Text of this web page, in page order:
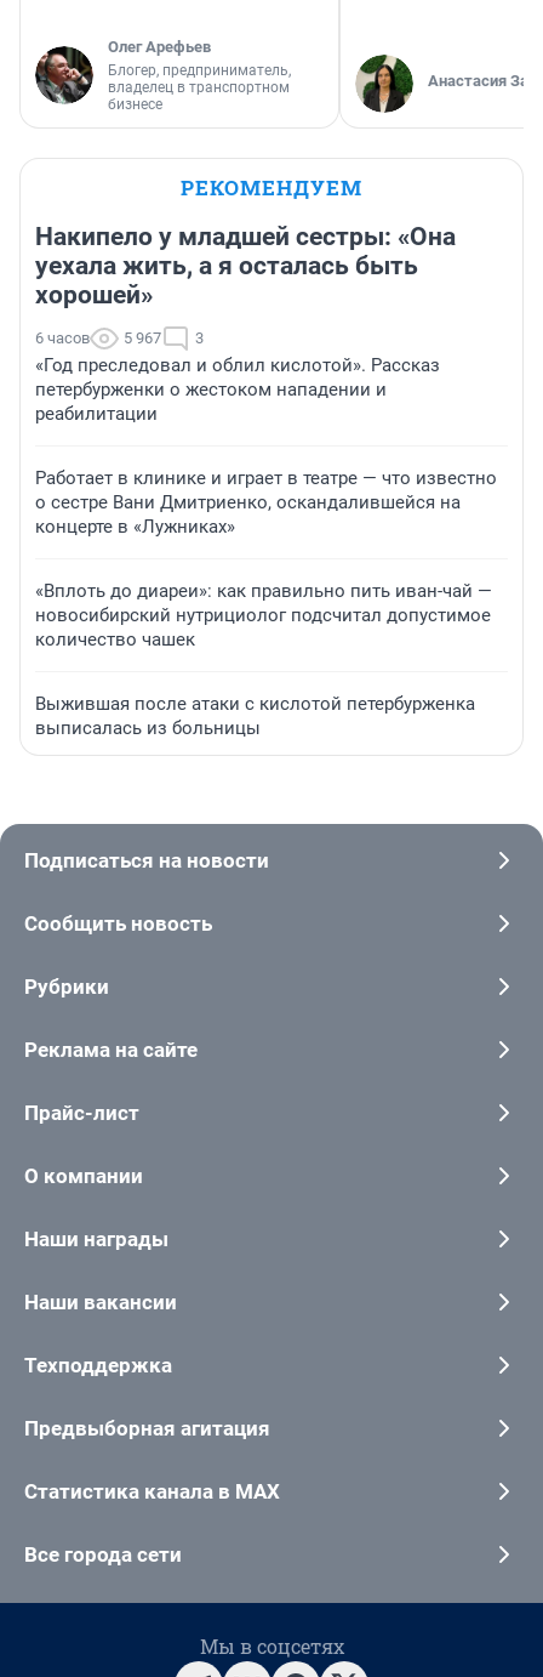
Олег Арефьев
Блогер, предприниматель,
владелец в транспортном
бизнесе
Анастасия
РЕКОМЕНДУЕМ
Накипело у младшей сестры: «Она
уехала жить, а я осталась быть
хорошей»
6 часов 5 967 3
«Год преследовал и облил кислотой». Рассказ
петербурженки о жестоком нападении и
реабилитации
Работает в клинике и играет в театре — что известно
о сестре Вани Дмитриенко, оскандалившейся на
концерте в «Лужниках»
«Вплоть до диареи»: как правильно пить иван-чай —
новосибирский нутрициолог подсчитал допустимое
количество чашек
Выжившая после атаки с кислотой петербурженка
выписалась из больницы
Подписаться на новости
Сообщить новость
Рубрики
Реклама на сайте
Прайс-лист
О компании
Наши награды
Наши вакансии
Техподдержка
Предвыборная агитация
Статистика канала в MAX
Все города сети
Мы в соцсетях